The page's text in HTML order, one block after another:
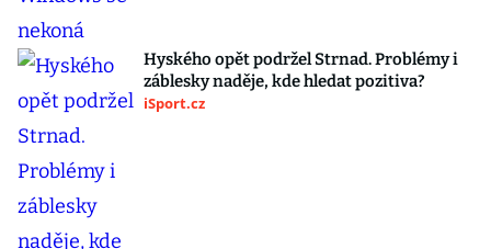
Hyského opět podržel Strnad. Problémy i
záblesky naděje, kde hledat pozitiva?
iSport.cz